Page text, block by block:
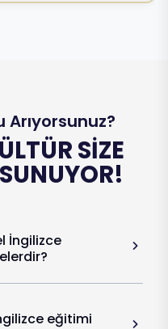
Arıyorsunuz?
SIZE
İngilizce
eğitimi